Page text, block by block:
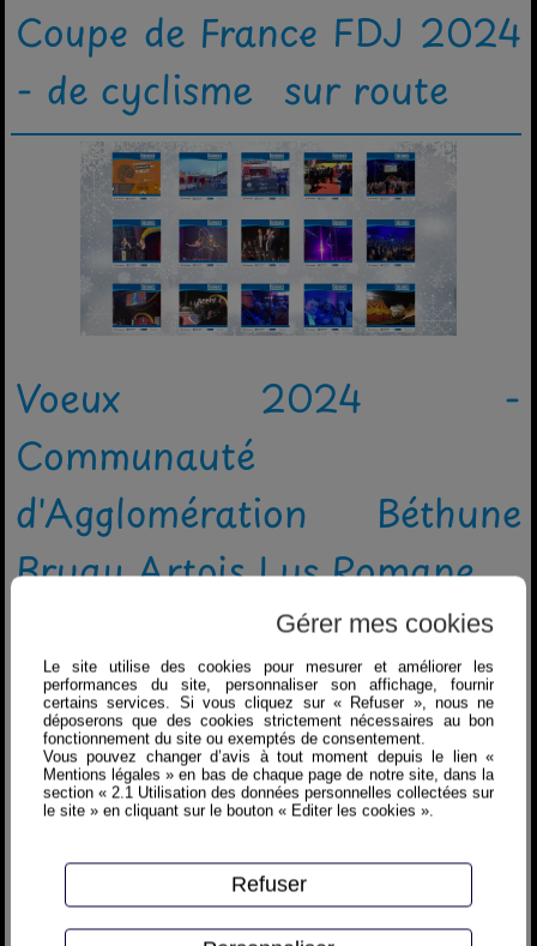
Coupe de France FDJ 2024
- de cyclisme sur route
Voeux 2024 -
Communauté
d'Agglomération Béthune
Bruay Artois Lys Romane
=> A l'invitation du Président de
l'Agglo Béthune-Bruay Olivier
Gacquerre
=> Ce mercredi 31 janvier 2024, a eu
lieu sous les chapitaux du Cirque
=> Les voeux de la Communauté
d'Agglomération Béthune Bruay Artois
Gérer mes cookies
Le site utilise des cookies pour mesurer et améliorer les
performances du site, personnaliser son affichage, fournir
certains services. Si vous cliquez sur « Refuser », nous ne
déposerons que des cookies strictement nécessaires au bon
fonctionnement du site ou exemptés de consentement.
Vous pouvez changer d’avis à tout moment depuis le lien «
Mentions légales » en bas de chaque page de notre site, dans la
section « 2.1 Utilisation des données personnelles collectées sur
le site » en cliquant sur le bouton « Editer les cookies ».
Refuser